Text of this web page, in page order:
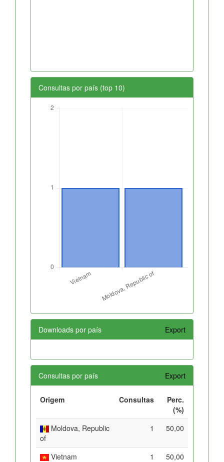
Consultas por país (top 10)
Downloads por país Export
Consultas por país Export
Origem Consultas
Perc.
(%)
Moldova, Republic
of
1 50,00
Vietnam 1
50,00